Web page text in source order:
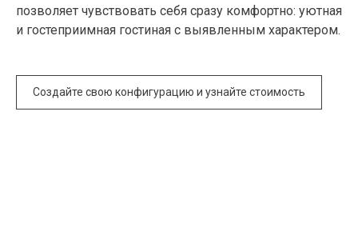
позволяет чувствовать себя сразу комфортно: уютная
и гостеприимная гостиная с выявленным характером.
Создайте свою конфигурацию и узнайте стоимость